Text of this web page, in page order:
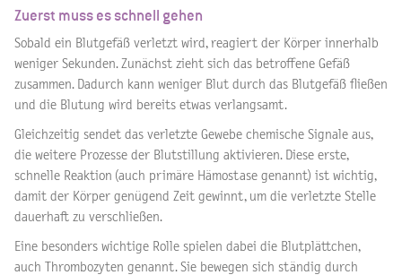
Zuerst muss es schnell gehen
Sobald ein Blutgefäß verletzt wird, reagiert der Körper innerhalb
weniger Sekunden. Zunächst zieht sich das betroffene Gefäß
zusammen. Dadurch kann weniger Blut durch das Blutgefäß fließen
und die Blutung wird bereits etwas verlangsamt.
Gleichzeitig sendet das verletzte Gewebe chemische Signale aus,
die weitere Prozesse der Blutstillung aktivieren. Diese erste,
schnelle Reaktion (auch primäre Hämostase genannt) ist wichtig,
damit der Körper genügend Zeit gewinnt, um die verletzte Stelle
dauerhaft zu verschließen.
Eine besonders wichtige Rolle spielen dabei die Blutplättchen,
auch Thrombozyten genannt. Sie bewegen sich ständig durch